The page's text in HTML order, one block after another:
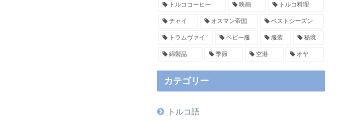
トルココーヒー 映画 トルコ料理
チャイ オスマン帝国 ベストシーズン
トラムヴァイ ベビー服 服装 秘境
綿製品 季節 空港 オヤ
カテゴリー
トルコ語